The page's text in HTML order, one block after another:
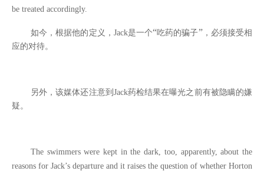
be treated accordingly.
如今，根据他的定义， Jack是一个“吃药的骗子”，必须接受相
应的对待。
另外，该媒体还注意到 Jack药检结果在曝光之前有被隐瞒的嫌
疑。
The swimmers were kept in the dark, too, apparently, about the
reasons for Jack’s departure and it raises the question of whether Horton